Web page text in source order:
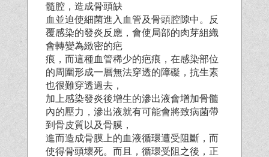
髓腔，造成骨頭缺
血並迫使細菌進入血管及骨頭腔隙中。反
覆感染的發炎反應，會使局部的肉芽組織
會轉變為緻密的疤
痕，而這種血管稀少的疤痕，在感染部位
的周圍形成一層無法穿透的障礙，抗生素
也很難穿透過去，
加上感染發炎後增生的滲出液會增加骨髓
內的壓力，滲出液就有可能會將致病菌帶
到骨皮質以及骨膜，
進而造成骨膜上的血液循環遭受阻斷，而
使得骨頭壞死。而且，循環受阻之後，正